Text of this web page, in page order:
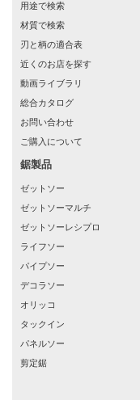
用途で検索
材質で検索
刃と柄の適合表
近くのお店を探す
動画ライブラリ
総合カタログ
お問い合わせ
ご購入について
鋸製品
ゼットソー
ゼットソーマルチ
ゼットソーレシプロ
ライフソー
パイプソー
デコラソー
オリッコ
タックイン
パネルソー
剪定鋸